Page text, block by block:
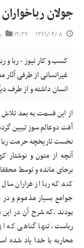
جولان رباخواران
۱۳۹۹/۰۴/۰۸ ۱۲:۳۷
کسب و کار نیوز - ربا و
غیرانسانی از طرفی
انسان داشته و از طرف
از این قسمت به بعد
آفت دوعالم سوز تبیین
نخست تاریخچه حرمت
آنچه از متون و نوشتار
برجای مانده و توسط
کند که ربا از هزاران
جوامع بسیار مذموم و
بودند ،که شرح آن در
رباست، تنها گناهی که
محاربه با خدا یاد